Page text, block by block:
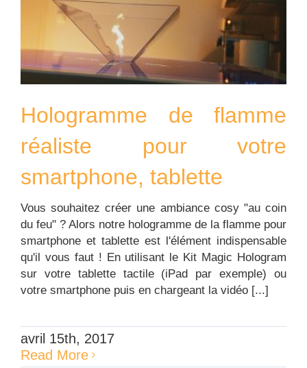
Hologramme de flamme
réaliste pour votre
smartphone, tablette
Vous souhaitez créer une ambiance cosy "au coin
du feu" ? Alors notre hologramme de la flamme pour
smartphone et tablette est l'élément indispensable
qu'il vous faut ! En utilisant le Kit Magic Hologram
sur votre tablette tactile (iPad par exemple) ou
votre smartphone puis en chargeant la vidéo [...]
avril 15th, 2017
Read More